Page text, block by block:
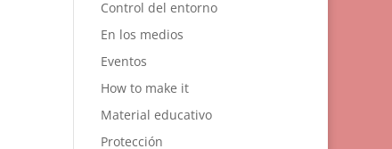
Control del entorno
En los medios
Eventos
How to make it
Material educativo
Protección